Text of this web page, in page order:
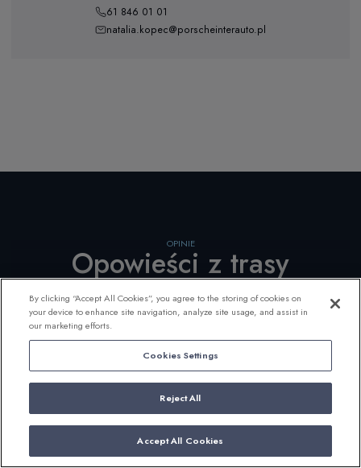
61 846 01 01
natalia.kopec@porscheinterauto.pl
OPINIE
Opowieści z trasy
By clicking “Accept All Cookies”, you agree to the storing of cookies on
your device to enhance site navigation, analyze site usage, and assist in
our marketing efforts.
Cookies Settings
Reject All
Accept All Cookies